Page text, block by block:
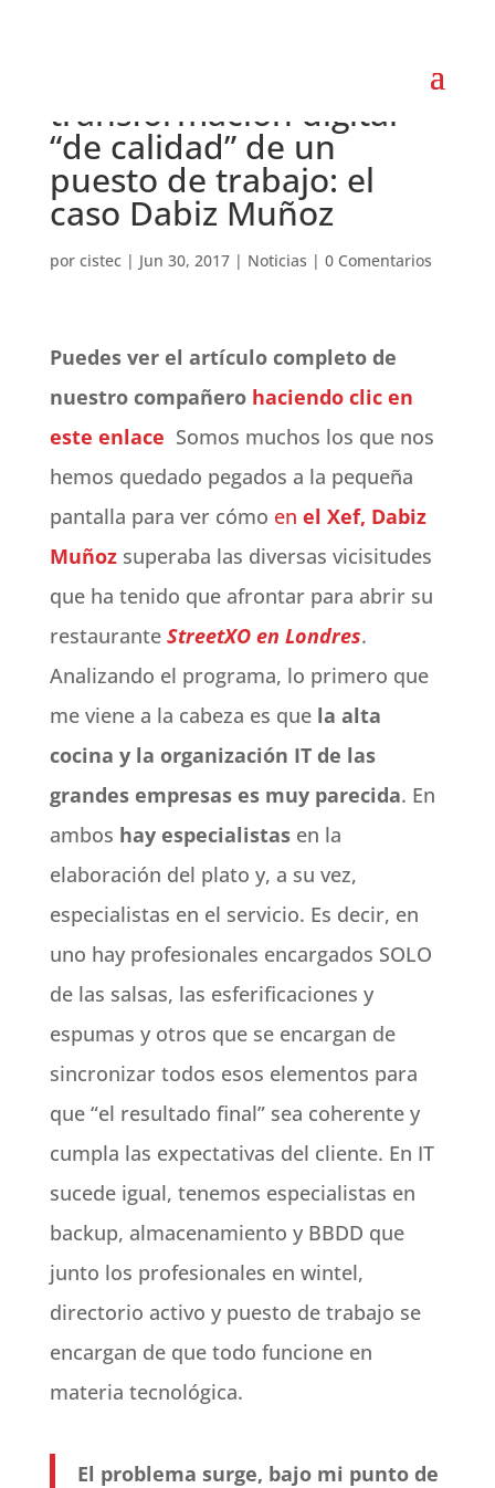
transformación digital
“de calidad” de un
puesto de trabajo: el
caso Dabiz Muñoz
por cistec| Jun 30, 2017| Noticias | 0 Comentarios
Puedes ver el artículo completo de
nuestro compañero haciendo clic en
este enlace Somos muchos los que nos
hemos quedado pegados a la pequeña
pantalla para ver cómo en el Xef, Dabiz
Muñozsuperaba las diversas vicisitudes
que ha tenido que afrontar para abrir su
restaurante StreetXO en Londres.
Analizando el programa, lo primero que
me viene a la cabeza es que la alta
cocina y la organización IT de las
grandes empresas es muy parecida. En
ambos hay especialistasen la
elaboración del plato y, a su vez,
especialistas en el servicio. Es decir, en
uno hay profesionales encargados SOLO
de las salsas, las esferificaciones y
espumas y otros que se encargan de
sincronizar todos esos elementos para
que “el resultado final” sea coherente y
cumpla las expectativas del cliente. En IT
sucede igual, tenemos especialistas en
backup, almacenamiento y BBDD que
junto los profesionales en wintel,
directorio activo y puesto de trabajo se
encargan de que todo funcione en
materia tecnológica.
El problema surge, bajo mi punto de